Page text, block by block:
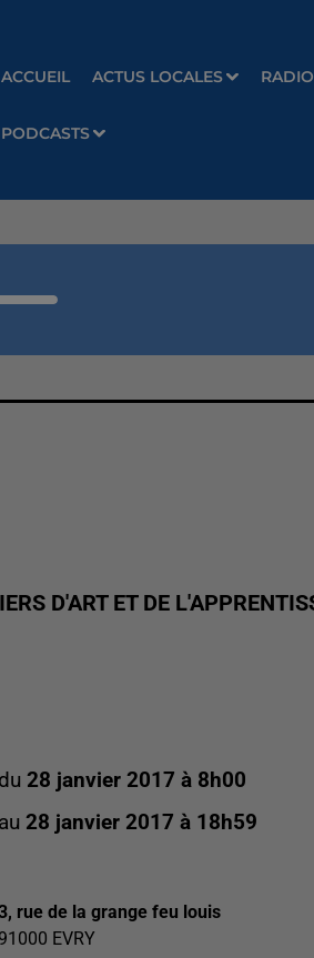
ACCUEIL ACTUS LOCALES RADIO
PODCASTS
D'ART ET DE
du28 janvier 2017 à 8h00
au28 janvier 2017 à 18h59
rue de la grange feu louis
91000 EVRY